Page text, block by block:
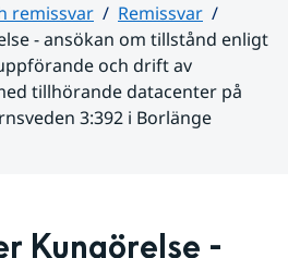
remissvar
Remissvar
- ansökan om tillstånd enligt
och drift av
tillhörande datacenter på
3:392 i Borlänge
Kungörelse -